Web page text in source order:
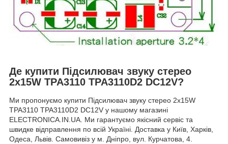
Де купити Підсилювач звуку стерео
2x15W TPA3110 TPA3110D2 DC12V?
Ми пропонуємо купити Підсилювач звуку стерео 2x15W
TPA3110 TPA3110D2 DC12V у нашому магазині
ELECTRONICA.IN.UA. Ми гарантуємо якісний сервіс та
швидке відправлення по всій Україні. Доставка у Київ, Харків,
Одеса, Львів. Самовивіз у м. Дніпро, вул. Курчатова, 4.